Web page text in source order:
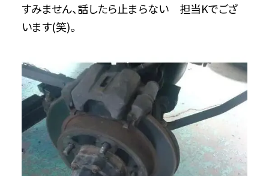
すみません、話したら止まらない 担当Kでござ
います(笑)。